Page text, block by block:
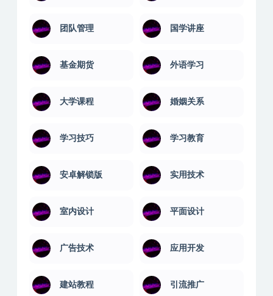
团队管理 国学讲座
基金期货 外语学习
大学课程 婚姻关系
学习技巧 学习教育
安卓解锁版 实用技术
室内设计 平面设计
广告技术 应用开发
建站教程 引流推广